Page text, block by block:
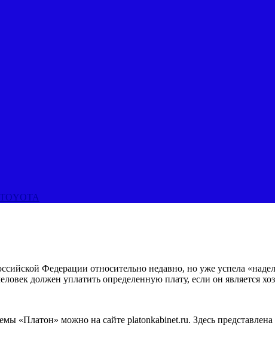
TOYOTA
Федерации относительно недавно, но уже успела
должен уплатить определенную плату, если он является
«Платон» можно на сайте platonkabinet.ru. Здесь